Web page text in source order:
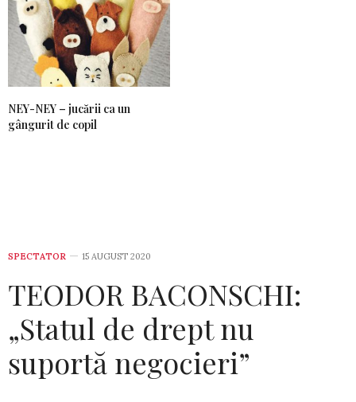
NEY-NEY – jucării ca un
gângurit de copil
SPECTATOR 15 AUGUST 2020
TEODOR BACONSCHI:
„Statul de drept nu
suportă negocieri”